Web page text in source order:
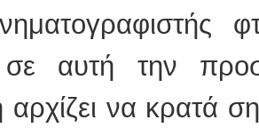
σε αυτή την
αρχίζει να κρατά